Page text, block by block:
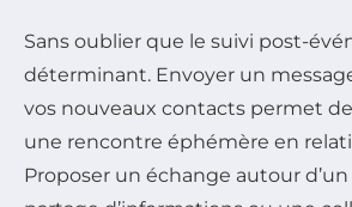
Sans oublier que le suivi post-
déterminant. Envoyer un
vos nouveaux contacts permet
une rencontre éphémère en
Proposer un échange autour